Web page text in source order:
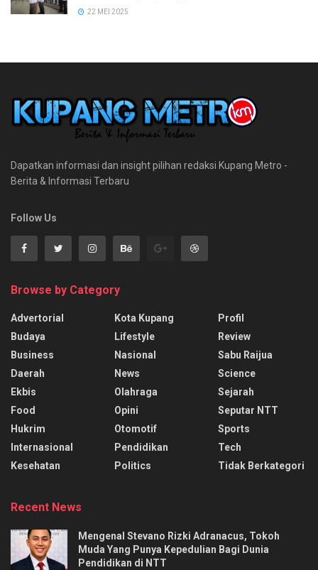
22 MEI 2025
Dapatkan informasi dan insight pilihan redaksi Kupang Metro -
Berita & Informasi Terbaru
Follow Us
Browse by Category
Advertorial
Budaya
Business
Daerah
Ekbis
Food
Hukrim
Internasional
Kesehatan
Kota Kupang
Lifestyle
Nasional
News
Olahraga
Opini
Otomotif
Pendidikan
Politics
Profil
Review
Sabu Raijua
Science
Sejarah
Seputar NTT
Sports
Tech
Tidak Berkategori
Recent News
Mengenal Stevano Rizki Adranacus, Tokoh
Muda Yang Punya Kepedulian Bagi Dunia
Pendidikan di NTT